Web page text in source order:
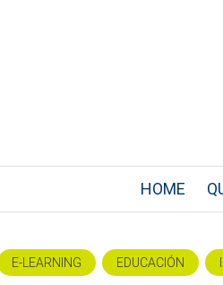
HOME
E-LEARNING EDUCACIÓN